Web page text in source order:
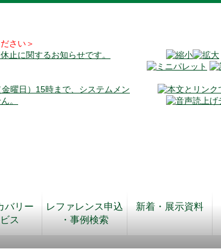
さい＞
止に関するお知らせです。
曜日）15時まで、システムメン
。
バリー
ス
レファレンス申込
・事例検索
新着・展示資料